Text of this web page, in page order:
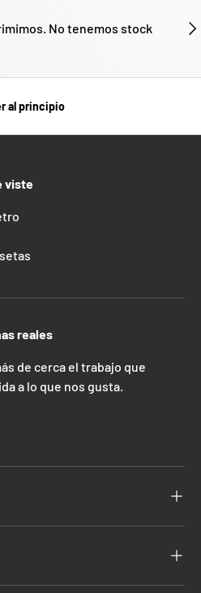
No tenemos stock
al principio
viste
reales
de cerca el trabajo que
a lo que nos gusta.